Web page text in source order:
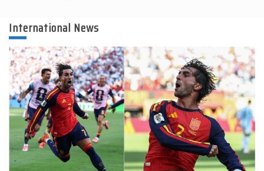
International News